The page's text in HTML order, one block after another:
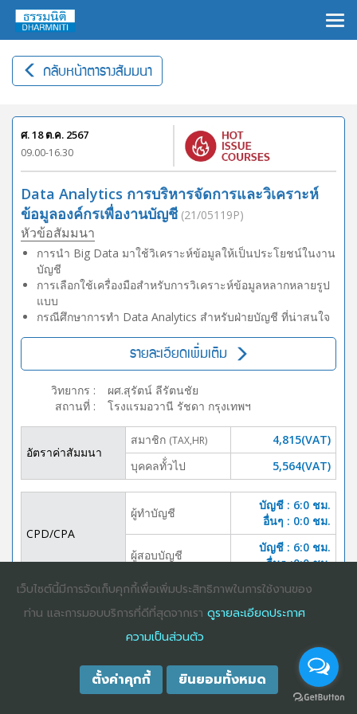
กลับหน้าตารางสัมมนา
ศ. 18 ต.ค. 2567
09.00-16.30
Data Analytics การบริหารจัดการและวิเคราะห์
ข้อมูลองค์กรเพื่องานบัญชี (21/05119P)
หัวข้อสัมมนา
การนำ Big Data มาใช้วิเคราะห์ข้อมูลให้เป็นประโยชน์ในงาน
บัญชี
การเลือกใช้เครื่องมือสำหรับการวิเคราะห์ข้อมูลหลากหลายรูป
แบบ
กรณีศึกษาการทำ Data Analytics สำหรับฝ่ายบัญชี ที่น่าสนใจ
รายละเอียดเพิ่มเติม
วิทยากร :
ผศ.สุรัตน์ ลีรัตนชัย
สถานที่ : โรงแรมอวานี รัชดา กรุงเทพฯ
อัตราค่าสัมมนา
สมาชิก (TAX,HR)
4,815(VAT)
บุคคลทั้่วไป
5,564(VAT)
CPD/CPA
ผู้ทำบัญชี
บัญชี : 6:0 ชม.
อื่นๆ : 0:0 ชม.
ผู้สอบบัญชี
บัญชี : 6:0 ชม.
อื่นๆ :0:0 ชม.
ปิดจอง
DOWNLOAD
BROCHURE
COPYRIGHT ©2025DHARMNITI SEMINAR AND TRAINING CO., LTD
ALL
RIGHTS RESERVED. E-COMMERCIAL REGISTRATION 0105529026680
เว็บไซต์นี้มีการจัดเก็บคุกกี้เพื่อเพิ่มประสิทธิภาพในการใช้งานของ
ท่าน และการมอบบริการที่ดีที่สุดจากเรา ดูรายละเอียดประกาศ
ความเป็นส่วนตัว
ตั้งค่าคุกกี้ ยินยอมทั้งหมด
×